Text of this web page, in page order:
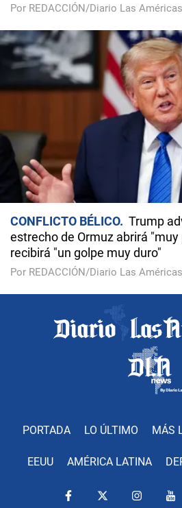
Por REDACCIÓN/Diario Las Américas
CONFLICTO BÉLICO
Trump
estrecho de Ormuz abrirá "muy
recibirá "un golpe muy duro"
Por REDACCIÓN/Diario Las Américas
PORTADA LO ÚLTIMO MÁS
EEUU AMÉRICA LATINA